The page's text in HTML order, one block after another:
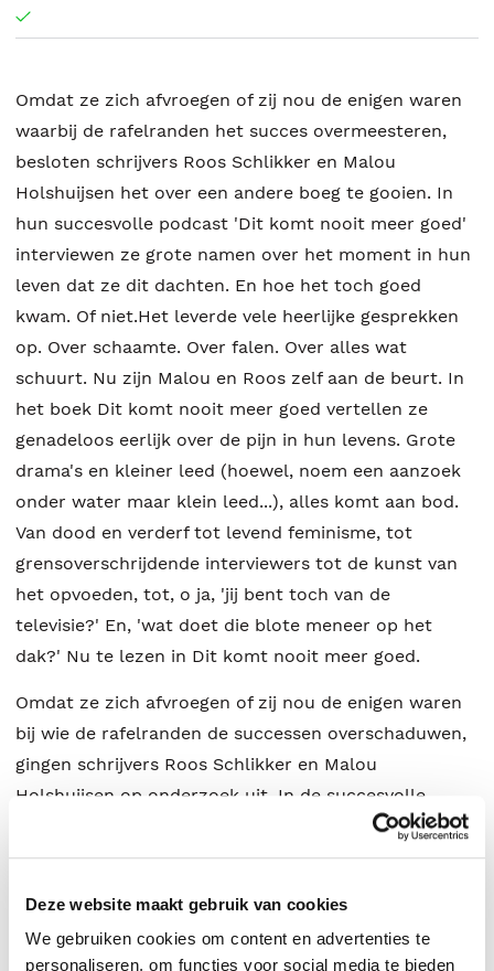
Deze website maakt gebruik van cookies
We gebruiken cookies om content en advertenties te
personaliseren, om functies voor social media te bieden
Omdat ze zich afvroegen of zij nou de enigen waren
waarbij de rafelranden het succes overmeesteren,
besloten schrijvers Roos Schlikker en Malou
Holshuijsen het over een andere boeg te gooien. In
hun succesvolle podcast 'Dit komt nooit meer goed'
interviewen ze grote namen over het moment in hun
leven dat ze dit dachten. En hoe het toch goed
kwam. Of niet.Het leverde vele heerlijke gesprekken
op. Over schaamte. Over falen. Over alles wat
schuurt. Nu zijn Malou en Roos zelf aan de beurt. In
het boek Dit komt nooit meer goed vertellen ze
genadeloos eerlijk over de pijn in hun levens. Grote
drama's en kleiner leed (hoewel, noem een aanzoek
onder water maar klein leed...), alles komt aan bod.
Van dood en verderf tot levend feminisme, tot
grensoverschrijdende interviewers tot de kunst van
het opvoeden, tot, o ja, 'jij bent toch van de
televisie?' En, 'wat doet die blote meneer op het
dak?' Nu te lezen in Dit komt nooit meer goed.
Omdat ze zich afvroegen of zij nou de enigen waren
bij wie de rafelranden de successen overschaduwen,
gingen schrijvers Roos Schlikker en Malou
Holshuijsen op onderzoek uit. In de succesvolle
podcast ‘Dit komt nooit meer goed’ interviewen ze
grote namen over het moment in hun leven dat ze
Nu zijn Malou en Roos zelf aan de beurt. In dit boek